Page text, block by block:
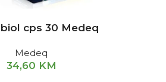
cps 30 Medeq
Medeq
34,60 KM